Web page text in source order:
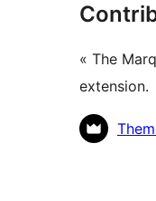
« The
extension.